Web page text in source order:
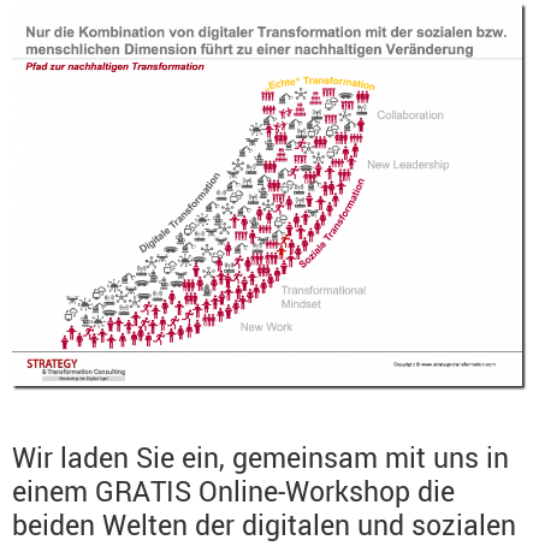
Wir laden Sie ein, gemeinsam mit uns in
einem GRATIS Online-Workshop die
beiden Welten der digitalen und sozialen